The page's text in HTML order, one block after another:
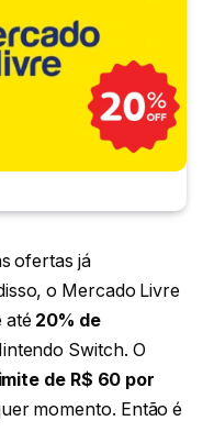
ofertas já
o Mercado Livre
até 20% de
Switch. O
limite de R$ 60 por
momento. Então é